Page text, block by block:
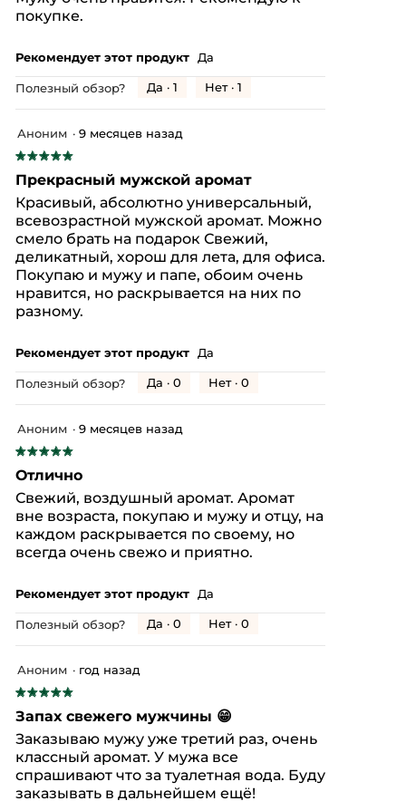
покупке.
Рекомендует этот продукт Да
Полезный обзор? Да · 1 Нет · 1
★★★★★
★★★★★
5
звезд.
Аноним · 9 месяцев назад
Прекрасный мужской аромат
Красивый, абсолютно универсальный,
всевозрастной мужской аромат. Можно
смело брать на подарок Свежий,
деликатный, хорош для лета, для офиса.
Покупаю и мужу и папе, обоим очень
нравится, но раскрывается на них по
разному.
Рекомендует этот продукт Да
Полезный обзор? Да · 0 Нет · 0
★★★★★
★★★★★
из
5
звезд.
Аноним · 9 месяцев назад
Отлично
Свежий, воздушный аромат. Аромат
вне возраста, покупаю и мужу и отцу, на
каждом раскрывается по своему, но
всегда очень свежо и приятно.
Рекомендует этот продукт Да
Полезный обзор? Да · 0 Нет · 0
★★★★★
★★★★★
из
5
звезд.
Аноним · год назад
Запах свежего мужчины 😁
Заказываю мужу уже третий раз, очень
классный аромат. У мужа все
спрашивают что за туалетная вода. Буду
заказывать в дальнейшем ещё!